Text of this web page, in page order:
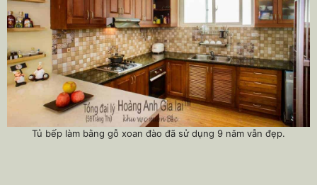
Tủ bếp làm bằng gỗ xoan đào đã sử dụng 9 năm vẫn đẹp.